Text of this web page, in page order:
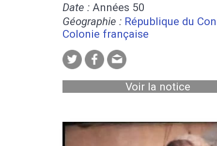
Date : Années 50
Géographie : République du
Colonie française
Voir la notice